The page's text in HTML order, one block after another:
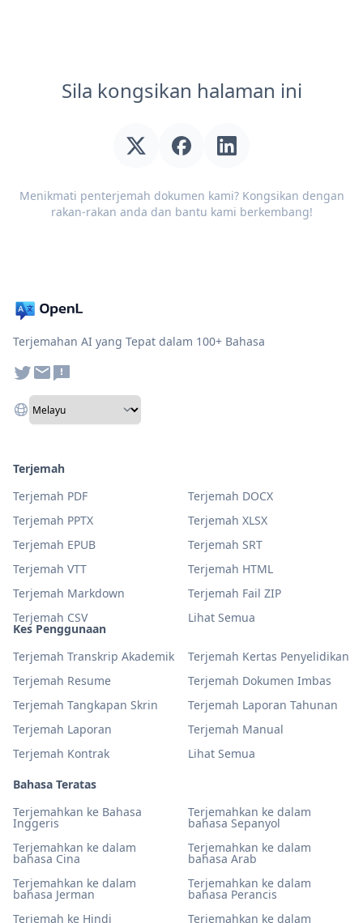
Sila kongsikan halaman ini
Menikmati penterjemah dokumen kami? Kongsikan dengan
rakan-rakan anda dan bantu kami berkembang!
Terjemahan AI yang Tepat dalam 100+ Bahasa
Kes Penggunaan
Terjemah Transkrip Akademik
Terjemah Kertas Penyelidikan
Terjemah Resume
Terjemah Dokumen Imbas
Terjemah Tangkapan Skrin
Terjemah Laporan Tahunan
Terjemah Laporan
Terjemah Manual
Terjemah Kontrak
Lihat Semua
Bahasa Teratas
Terjemahkan ke Bahasa
Inggeris
Terjemahkan ke dalam
bahasa Sepanyol
Terjemahkan ke dalam
bahasa Cina
Terjemahkan ke dalam
bahasa Arab
Terjemahkan ke dalam
bahasa Jerman
Terjemahkan ke dalam
bahasa Perancis
Terjemah ke Hindi
Terjemahkan ke dalam
Terjemah
Terjemah PDF
Terjemah DOCX
Terjemah PPTX
Terjemah XLSX
Terjemah EPUB
Terjemah SRT
Terjemah VTT
Terjemah HTML
Terjemah Markdown
Terjemah Fail ZIP
Terjemah CSV
Lihat Semua